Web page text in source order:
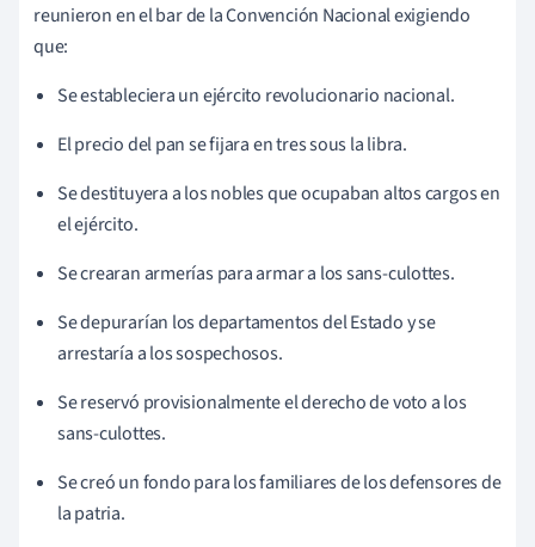
reunieron en el bar de la Convención Nacional exigiendo
que:
Se estableciera un ejército revolucionario nacional.
El precio del pan se fijara en tres sous la libra.
Se destituyera a los nobles que ocupaban altos cargos en
el ejército.
Se crearan armerías para armar a los sans-culottes.
Se depurarían los departamentos del Estado y se
arrestaría a los sospechosos.
Se reservó provisionalmente el derecho de voto a los
sans-culottes.
Se creó un fondo para los familiares de los defensores de
la patria.